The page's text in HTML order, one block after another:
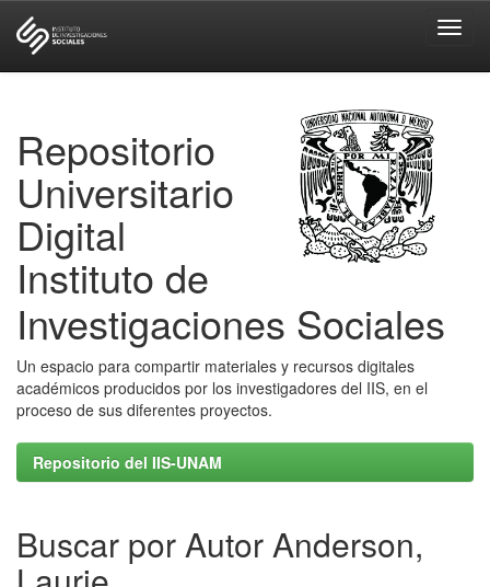
Repositorio
Universitario
Digital
Instituto de
Investigaciones Sociales
Un espacio para compartir materiales y recursos digitales
académicos producidos por los investigadores del IIS, en el
proceso de sus diferentes proyectos.
Repositorio del IIS-UNAM
Buscar por Autor Anderson,